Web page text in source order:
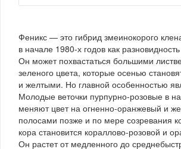
Феникс — это гибрид змеинокорого
в начале 1980-х годов как
Он может похвастаться большими
зеленого цвета, которые осенью
и желтыми. Но главной особенностью
Молодые веточки пурпурно-розовые в
меняют цвет на огненно-оранжевый и
полосами позже и по мере созревания
кора становится кораллово-розовой и
Он растет от медленного до